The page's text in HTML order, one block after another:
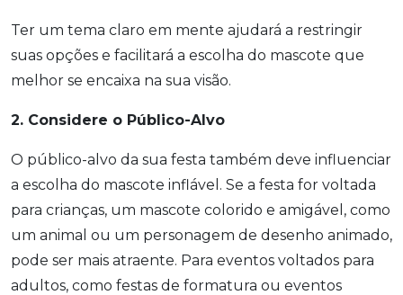
Ter um tema claro em mente ajudará a restringir
suas opções e facilitará a escolha do mascote que
melhor se encaixa na sua visão.
2. Considere o Público-Alvo
O público-alvo da sua festa também deve influenciar
a escolha do mascote inflável. Se a festa for voltada
para crianças, um mascote colorido e amigável, como
um animal ou um personagem de desenho animado,
pode ser mais atraente. Para eventos voltados para
adultos, como festas de formatura ou eventos